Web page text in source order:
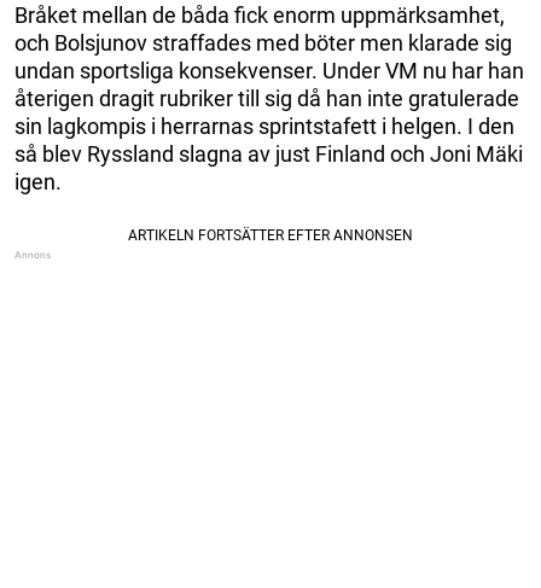
Bråket mellan de båda fick enorm uppmärksamhet,
och Bolsjunov straffades med böter men klarade sig
undan sportsliga konsekvenser. Under VM nu har han
återigen dragit rubriker till sig då han inte gratulerade
sin lagkompis i herrarnas sprintstafett i helgen. I den
så blev Ryssland slagna av just Finland och Joni Mäki
igen.